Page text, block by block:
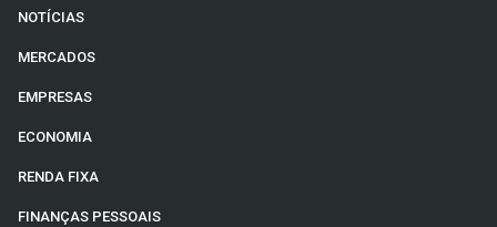
NOTÍCIAS
MERCADOS
EMPRESAS
ECONOMIA
RENDA FIXA
FINANÇAS PESSOAIS